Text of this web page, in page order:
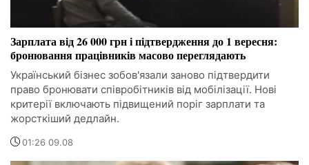
Зарплата від 26 000 грн і підтвердження до 1 вересня:
бронювання працівників масово переглядають
Український бізнес зобов'язали заново підтвердити
право бронювати співробітників від мобілізації. Нові
критерії включають підвищений поріг зарплати та
жорсткіший дедлайн.
01:26 09.08